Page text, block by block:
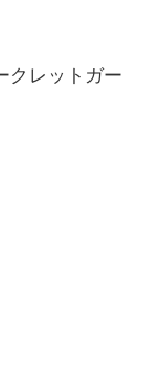
クレットガー